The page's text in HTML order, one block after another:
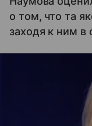
о том, что та
заходя к ним